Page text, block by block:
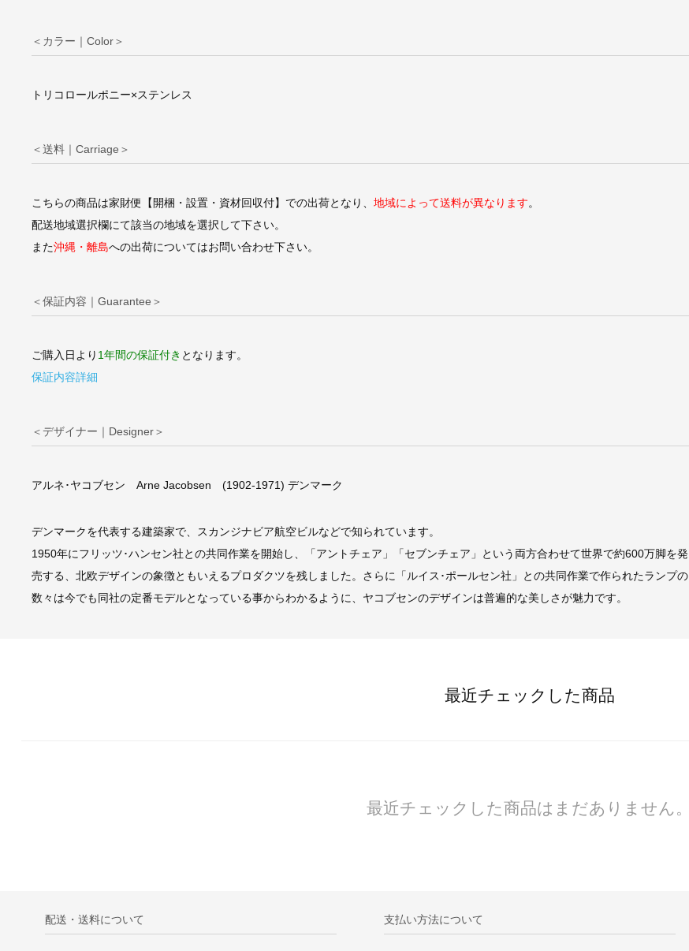
＜カラー｜Color＞
トリコロールポニー×ステンレス
＜送料｜Carriage＞
こちらの商品は家財便【開梱・設置・資材回収付】での出荷となり、 地域によって送料が異なります。
配送地域選択欄にて該当の地域を選択して下さい。
また沖縄・離島への出荷についてはお問い合わせ下さい。
＜保証内容｜Guarantee＞
ご購入日より 1年間の保証付き となります。
保証内容詳細
＜デザイナー｜Designer＞
アルネ･ヤコブセン Arne Jacobsen (1902-1971) デンマーク
デンマークを代表する建築家で、スカンジナビア航空ビルなどで知られています。
1950年にフリッツ･ハンセン社との共同作業を開始し、「アントチェア」「セブンチェア」という両方合わせて世界で約600万脚を発
売する、北欧デザインの象徴ともいえるプロダクツを残しました。さらに「ルイス･ポールセン社」との共同作業で作られたランプの
数々は今でも同社の定番モデルとなっている事からわかるように、ヤコブセンのデザインは普遍的な美しさが魅力です。
最近チェックした商品
最近チェックした商品はまだありません。
配送・送料について 支払い方法について